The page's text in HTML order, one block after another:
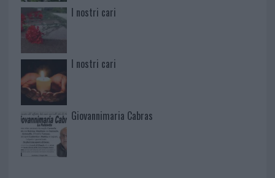
I nostri cari
I nostri cari
Giovannimaria Cabras